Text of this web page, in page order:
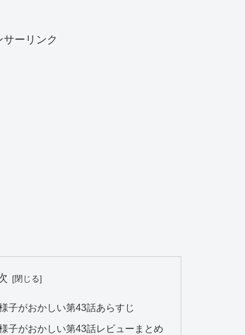
サーリンク
子がおかしい第43話あらすじ
子がおかしい第43話レビューまとめ